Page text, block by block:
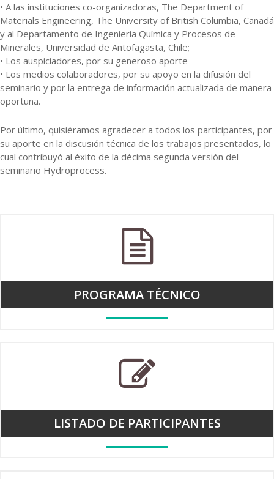
• A las instituciones co-organizadoras, The Department of
Materials Engineering, The University of British Columbia, Canadá
y al Departamento de Ingeniería Química y Procesos de
Minerales, Universidad de Antofagasta, Chile;
• Los auspiciadores, por su generoso aporte
• Los medios colaboradores, por su apoyo en la difusión del
seminario y por la entrega de información actualizada de manera
oportuna.
Por último, quisiéramos agradecer a todos los participantes, por
su aporte en la discusión técnica de los trabajos presentados, lo
cual contribuyó al éxito de la décima segunda versión del
seminario Hydroprocess.
PROGRAMA TÉCNICO
LISTADO DE PARTICIPANTES